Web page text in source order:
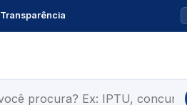
Transparência